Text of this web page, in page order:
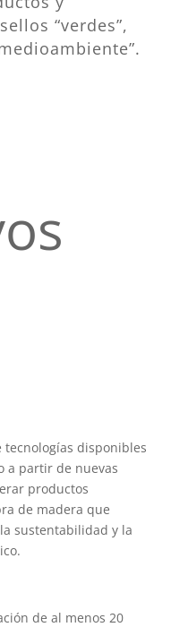
“verdes”,
disponibles
a partir de nuevas
productos
de madera que
sustentabilidad y la
de al menos 20